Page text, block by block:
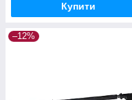
Купити
–12%